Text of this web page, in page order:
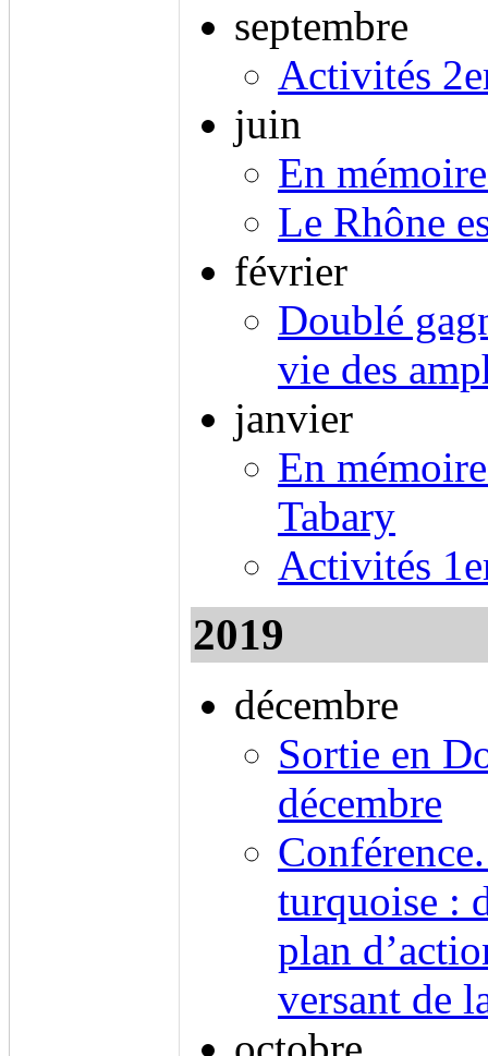
septembre
Activités
juin
En
Le Rhône
février
Doublé
vie des
janvier
En
Tabary
Activités
2019
décembre
Sortie en
décembre
turquoise :
plan
versant de